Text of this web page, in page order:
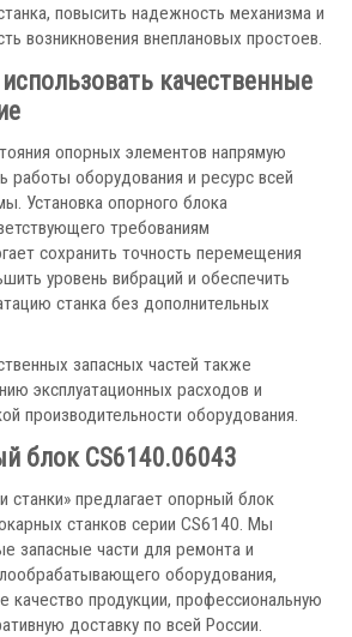
для воды
для СОЖ
повысить надежность механизма и
возникновения внеплановых простоев.
качественные
опорных элементов напрямую
работы оборудования и ресурс всей
Установка опорного блока
требованиям
сохранить точность перемещения
уровень вибраций и обеспечить
станка без дополнительных
запасных частей также
эксплуатационных расходов и
производительности оборудования.
блок CS6140.06043
станки» предлагает опорный блок
станков серии CS6140. Мы
запасные части для ремонта и
оборудования,
качество продукции, профессиональную
доставку по всей России.